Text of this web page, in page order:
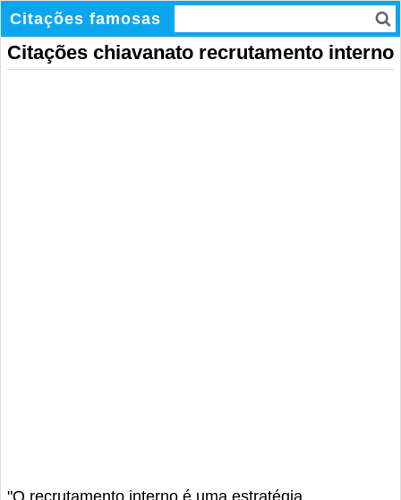
Citações famosas
Citações chiavanato recrutamento interno
"O recrutamento interno é uma estratégia